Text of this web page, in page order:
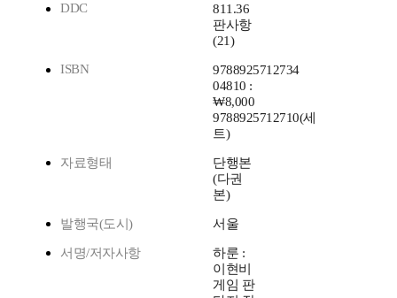
DDC
811.36
판사항
(21)
ISBN
9788925712734
04810 :
₩8,000
9788925712710(세
트)
자료형태
단행본
(다권
본)
발행국(도시) 서울
서명/저자사항
하룬 :
이현비
게임 판